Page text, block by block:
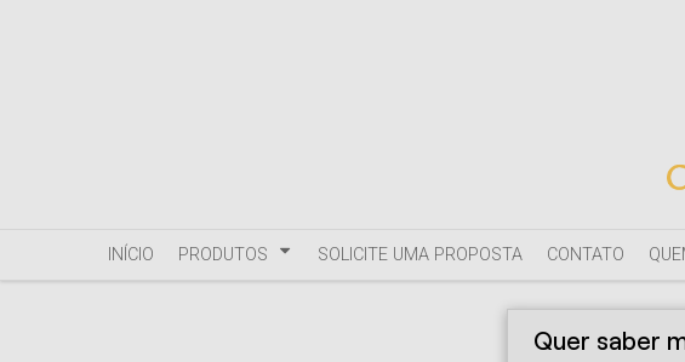
INÍCIO PRODUTOS SOLICITE UMA PROPOSTA CONTATO
Quer saber